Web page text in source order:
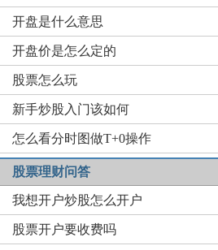
开盘是什么意思
开盘价是怎么定的
股票怎么玩
新手炒股入门该如何
怎么看分时图做T+0操作
股票理财问答
我想开户炒股怎么开户
股票开户要收费吗